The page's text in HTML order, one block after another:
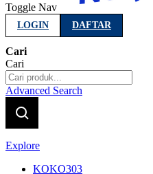
Toggle Nav
LOGIN DAFTAR
Cari
Cari
Advanced Search
Explore
KOKO303